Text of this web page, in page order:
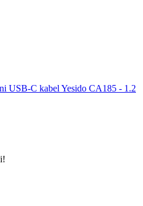
USB-C kabel Yesido CA185 - 1.2